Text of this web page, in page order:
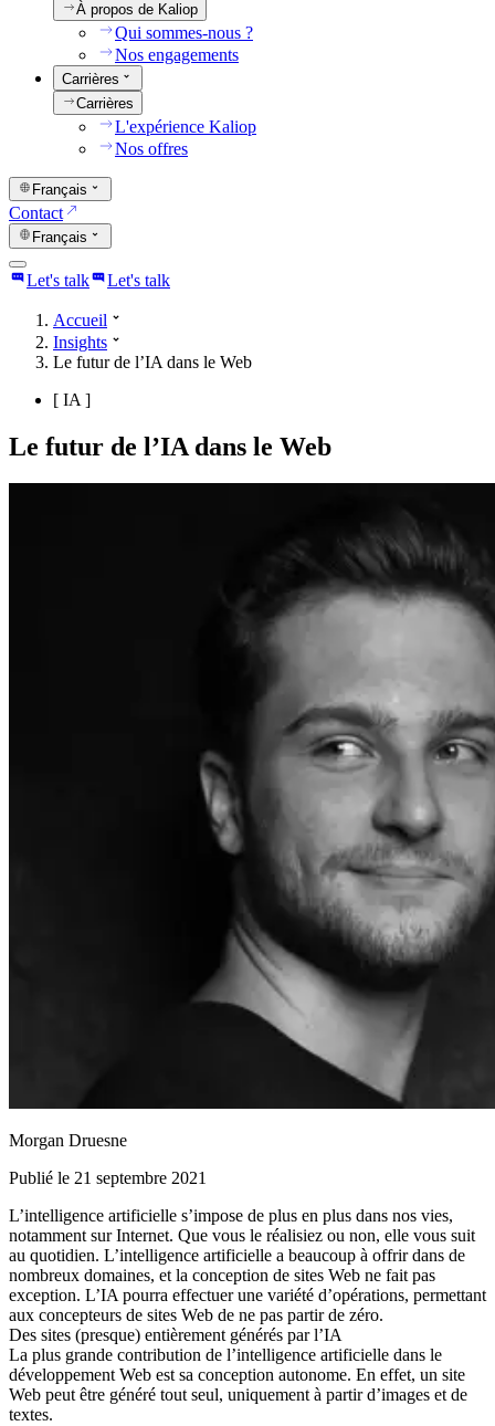
À propos de Kaliop
Qui sommes-nous ?
Nos engagements
Carrières
Carrières
L'expérience Kaliop
Nos offres
Français
Contact
Français
Let's talk Let's talk
Accueil
Insights
Le futur de l’IA dans le Web
[ IA ]
Le futur de l’IA dans le Web
Morgan Druesne
Publié le 21 septembre 2021
L’intelligence artificielle s’impose de plus en plus dans nos vies,
notamment sur Internet. Que vous le réalisiez ou non, elle vous suit
au quotidien. L’intelligence artificielle a beaucoup à offrir dans de
nombreux domaines, et la conception de sites Web ne fait pas
exception. L’IA pourra effectuer une variété d’opérations, permettant
aux concepteurs de sites Web de ne pas partir de zéro.
Des sites (presque) entièrement générés par l’IA
La plus grande contribution de l’intelligence artificielle dans le
développement Web est sa conception autonome. En effet, un site
Web peut être généré tout seul, uniquement à partir d’images et de
textes.